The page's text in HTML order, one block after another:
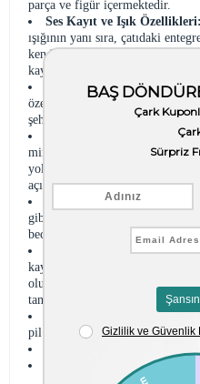
parça ve figür içermektedir.
Ses Kayıt ve Işık Özellikleri:
ışığının yanı sıra, çatıdaki
kendi istasyon anonslarını
kayıt sistemine sahiptir.
Bilet Projektörü
özel şehir biletinden biri
şehirlerinin büyüleyici görüntüleri
Üç
mini taksi ve şehir otobüsü
yolcu figürleri ile bagajların
açılabilir mekanizmaya sahiptir.
Eğitici Rol Yapma Oyunu:
gibi farklı roller üstlenerek el-göz
becerilerini ve taklit
Sürdürülebilir ve Güvenli
kaynaklardan elde edilen
olup, çocuk sağlığına tamamen
tamamlanmıştır.
İnteraktif ses
pil ile çalışır (Piller paket
Ürün Ölçüleri ve Net
62 x 16 x 57